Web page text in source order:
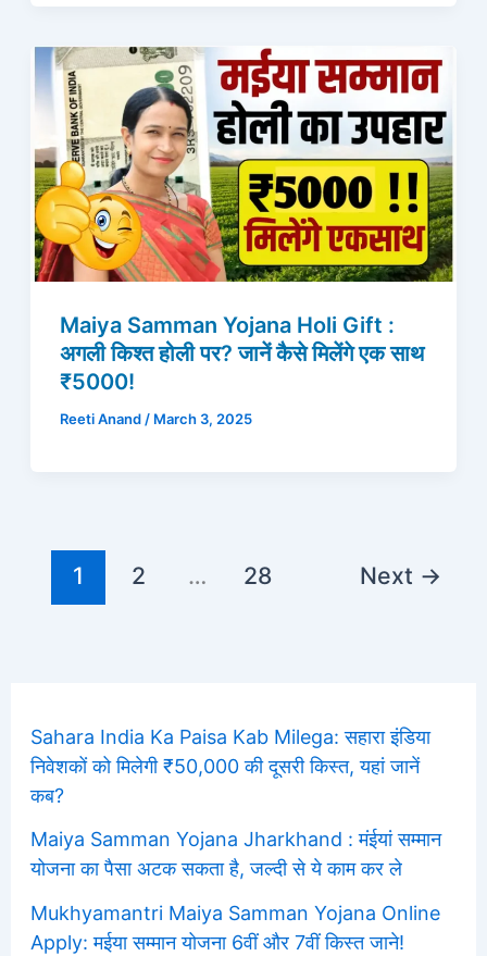
Maiya Samman Yojana Holi Gift :
अगली किश्त होली पर? जानें कैसे मिलेंगे एक साथ
₹5000!
Reeti Anand / March 3, 2025
1 2 … 28 Next →
Sahara India Ka Paisa Kab Milega: सहारा इंडिया
निवेशकों को मिलेगी ₹50,000 की दूसरी किस्त, यहां जानें
कब?
Maiya Samman Yojana Jharkhand : मंईयां सम्मान
योजना का पैसा अटक सकता है, जल्दी से ये काम कर ले
Mukhyamantri Maiya Samman Yojana Online
Apply: मईया सम्मान योजना 6वीं और 7वीं किस्त जाने!